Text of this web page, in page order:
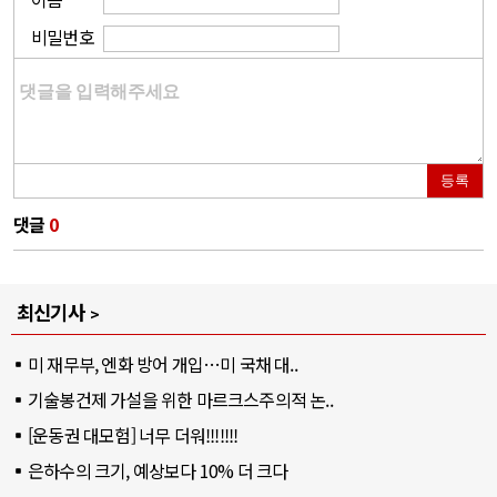
비밀번호
등록
댓글 0
최신기사
미 재무부, 엔화 방어 개입…미 국채 대..
기술봉건제 가설을 위한 마르크스주의적 논..
[운동권 대모험] 너무 더워!!!!!!!
은하수의 크기, 예상보다 10% 더 크다